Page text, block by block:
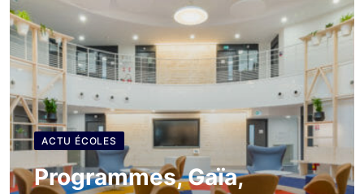
ACTU ÉCOLES
Programmes, Gaïa,